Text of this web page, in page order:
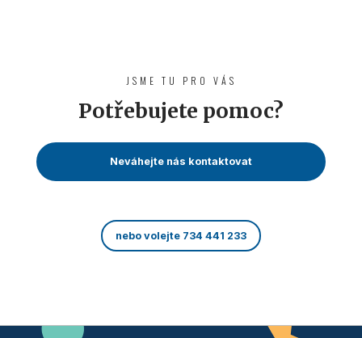
JSME TU PRO VÁS
Potřebujete pomoc?
Neváhejte nás kontaktovat
nebo volejte 734 441 233